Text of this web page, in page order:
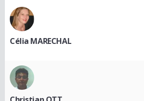
Célia MARECHAL